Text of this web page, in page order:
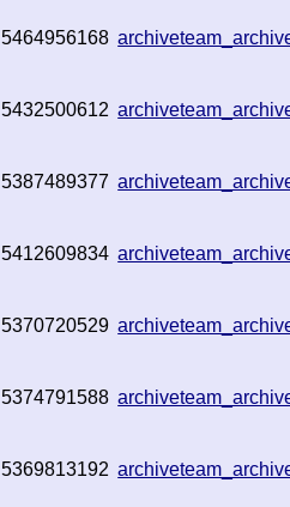
5464956168
5432500612
5387489377
5412609834
5370720529
5374791588
5369813192